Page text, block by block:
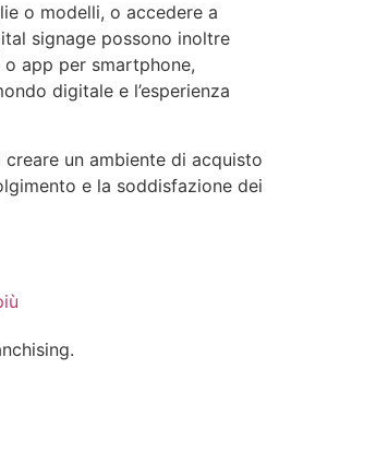
o modelli, o accedere a
signage possono inoltre
app per smartphone,
digitale e l’esperienza
un ambiente di acquisto
e la soddisfazione dei